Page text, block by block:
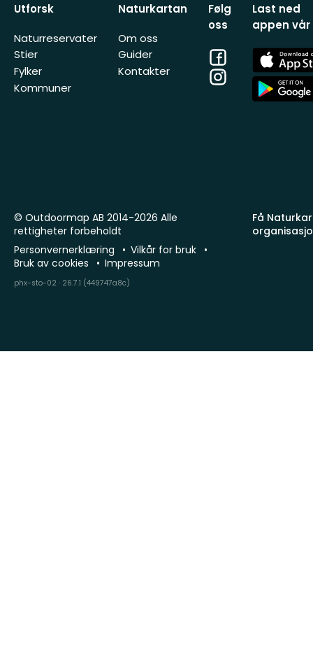
Utforsk
Naturreservater
Stier
Fylker
Kommuner
Naturkartan
Om oss
Guider
Kontakter
Følg
oss
Facebook
Instagram
Last ned
appen vår
App
Store
App
Store
Få
© Outdoormap AB 2014-2026 Alle
rettigheter forbeholdt
Personvernerklæring
Vilkår for bruk
Bruk av cookies
Impressum
phx-sto-02 · 26.7.1 (449747a8c)